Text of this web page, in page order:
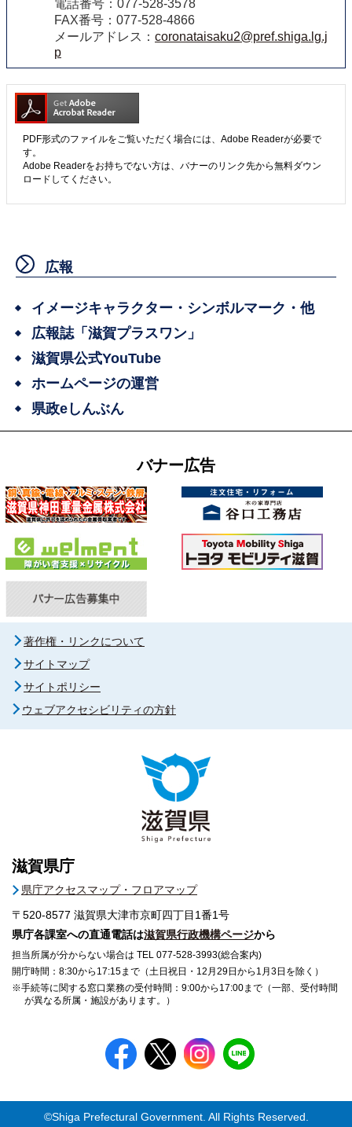
電話番号：077-528-3578
FAX番号：077-528-4866
メールアドレス： coronataisaku2@pref.shiga.lg.j
p
PDF形式のファイルをご覧いただく場合には、Adobe Readerが必要で
す。
Adobe Readerをお持ちでない方は、バナーのリンク先から無料ダウン
ロードしてください。
広報
イメージキャラクター・シンボルマーク・他
広報誌「滋賀プラスワン」
滋賀県公式YouTube
ホームページの運営
県政eしんぶん
バナー広告
著作権・リンクについて
サイトマップ
サイトポリシー
ウェブアクセシビリティの方針
滋賀県庁
県庁アクセスマップ・フロアマップ
〒520-8577 滋賀県大津市京町四丁目1番1号
県庁各課室への直通電話は滋賀県行政機構ページから
担当所属が分からない場合は TEL 077-528-3993(総合案内)
開庁時間：8:30から17:15まで（土日祝日・12月29日から1月3日を除く）
※手続等に関する窓口業務の受付時間：9:00から17:00まで（一部、受付時間
が異なる所属・施設があります。）
©Shiga Prefectural Government. All Rights Reserved.